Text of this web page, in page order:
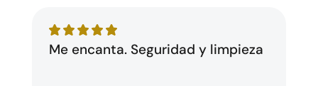
Me encanta. Seguridad y limpieza